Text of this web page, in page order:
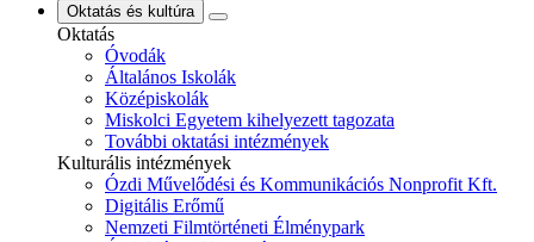
Oktatás és kultúra
Oktatás
Óvodák
Általános Iskolák
Középiskolák
Miskolci Egyetem kihelyezett tagozata
További oktatási intézmények
Kulturális intézmények
Ózdi Művelődési és Kommunikációs Nonprofit Kft.
Digitális Erőmű
Nemzeti Filmtörténeti Élménypark